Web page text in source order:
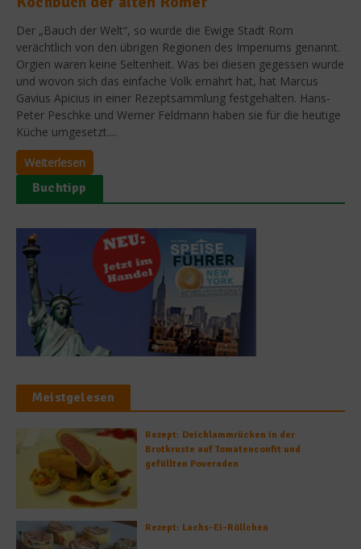
Der „Bauch der Welt“, so wurde die Ewige Stadt Rom
verächtlich von den übrigen Regionen des Imperiums genannt.
Orgien waren keine Seltenheit. Was bei diesen gegessen wurde
und wovon sich das einfache Volk ernährt hat, hat Marcus
Gavius Apicius in einer Rezeptsammlung festgehalten. Hans-
Peter Peschke und Werner Feldmann haben sie für die heutige
Küche umgesetzt....
Weiterlesen
Buchtipp
Meistgelesen
Rezept: Deichlammrücken in der
Brotkruste auf Tomatenconfit und
gefüllten Poveraden
Rezept: Lachs-Ei-Röllchen